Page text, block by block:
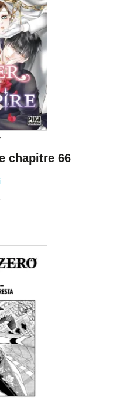
chapitre 66